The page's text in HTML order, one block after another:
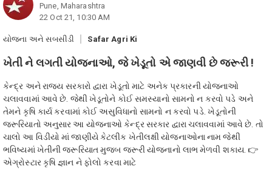
Pune, Maharashtra
22 Oct 21, 10:30 AM
યોજના અને સબસીડી Safar Agri Ki
ખેતી ને લગતી યોજનાઓ, જે ખેડૂતો એ જાણવી છે જરૂરી !
કેન્દ્ર અને રાજ્ય સરકારો દ્વારા ખેડૂતો માટે અનેક પ્રકારની યોજનાઓ
ચલાવવામાં આવે છે. જેથી ખેડૂતોને કોઈ સમસ્યાનો સામનો ન કરવો પડે અને
તેમને કૃષિ કાર્ય કરવામાં કોઈ અસુવિધાનો સામનો ન કરવો પડે. ખેડૂતોની
જરૂરિયાતો અનુસાર આ યોજનાઓ કેન્દ્ર સરકાર દ્વારા ચલાવવામાં આવે છે. તો
ચાલો આ વિડીયો માં જાણીયે કેટલીક ખેતીલક્ષી યોજનાઓના નામ જેથી
ભવિષ્યમાં ખેતીની જરૂરિયાત મુજબ જરૂરી યોજનાનો લાભ મેળવી શકાય. 👉
એગ્રોસ્ટાર કૃષિ જ્ઞાન ને ફોલો કરવા માટે